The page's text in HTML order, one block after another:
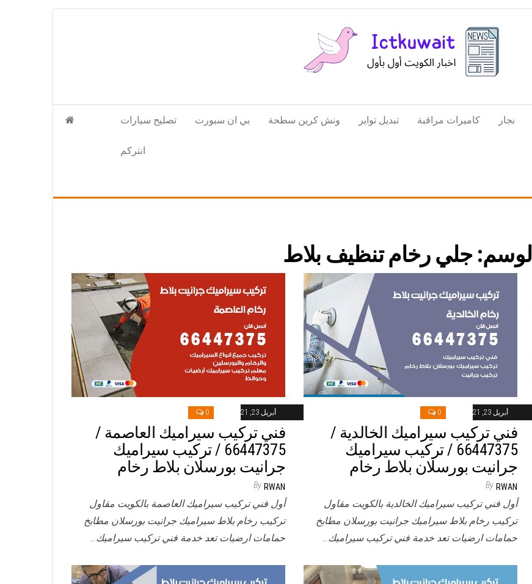
الكويت
تكنولوجيا
المعلومات
تصليح سيارات بي ان سبورت ونش كرين سطحة تبديل تواير كاميرات مراقبة نجار
انتركم
الوسم:جلي رخام تنظيف بلاط
أبريل 23, 2021 0
فني تركيب سيراميك العاصمة /
66447375 / تركيب سيراميك
جرانيت بورسلان بلاط رخام
By RWAN
أول فني تركيب سيراميك العاصمة بالكويت مقاول
تركيب رخام بلاط سيراميك جرانيت بورسلان مطابخ
حمامات ارضيات تعد خدمة فني تركيب سيراميك…
أبريل 23, 2021 0
فني تركيب سيراميك الخالدية /
66447375 / تركيب سيراميك
جرانيت بورسلان بلاط رخام
By RWAN
أول فني تركيب سيراميك الخالدية بالكويت مقاول
تركيب رخام بلاط سيراميك جرانيت بورسلان مطابخ
حمامات ارضيات تعد خدمة فني تركيب سيراميك…